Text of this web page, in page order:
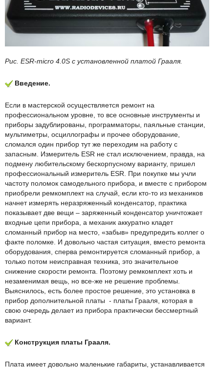
Рис. ESR-micro 4.0S с установленной платой Грааля.
Введение.
Если в мастерской осуществляется ремонт на
профессиональном уровне, то все основные инструменты и
приборы задублированы, программаторы, паяльные станции,
мультиметры, осциллографы и прочее оборудование,
сломался один прибор тут же переходим на работу с
запасным. Измеритель ESR не стал исключением, правда, на
подмену любительскому беcкорпусному варианту, пришел
профессиональный измеритель ESR. При покупке мы учли
частоту поломок самодельного прибора, и вместе с прибором
приобрели ремкомплект на случай, если кто-то из механиков
начнет измерять неразряженный конденсатор, практика
показывает две вещи – заряженный конденсатор уничтожает
входные цепи прибора, а механик аккуратно кладет
сломанный прибор на место, «забыв» предупредить коллег о
факте поломке. И довольно частая ситуация, вместо ремонта
оборудования, сперва ремонтируется сломанный прибор, а
только потом неисправная техника, это значительное
снижение скорости ремонта. Поэтому ремкомплект хоть и
незаменимая вещь, но все-же не решение проблемы.
Выяснилось, есть более простое решение, это установка в
прибор дополнительной платы - платы Грааля, которая в
свою очередь делает из прибора практически бессмертный
вариант.
Конструкция платы Грааля.
Плата имеет довольно маленькие габариты, устанавливается